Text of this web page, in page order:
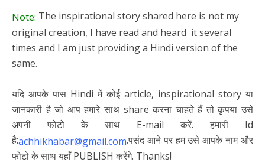
Note: The inspirational story shared here is not my
original creation, I have read and heard it several
times and I am just providing a Hindi version of the
same.
यदि आपके पास Hindi में कोई article, inspirational story या
जानकारी है जो आप हमारे साथ share करना चाहते हैं तो कृपया उसे
अपनी फोटो के साथ E-mail करें. हमारी Id
है:achhikhabar@gmail.com.पसंद आने पर हम उसे आपके नाम और
फोटो के साथ यहाँ PUBLISH करेंगे. Thanks!